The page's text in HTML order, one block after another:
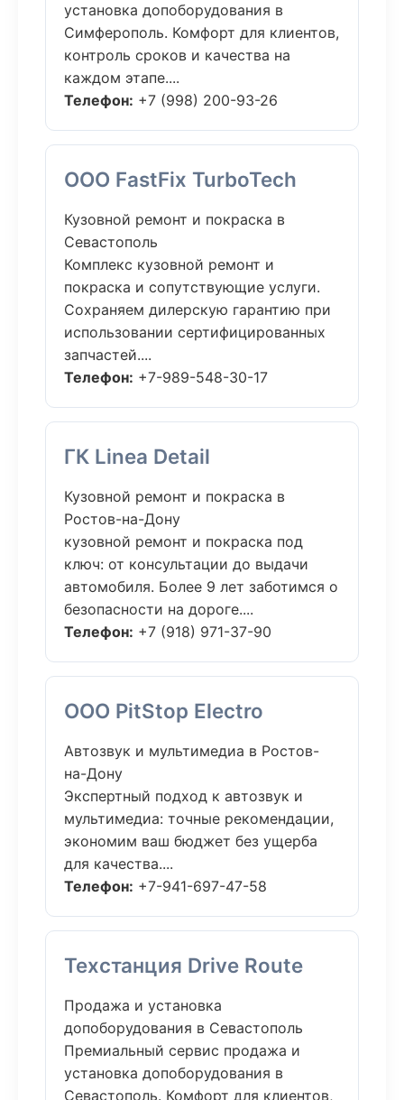
установка допоборудования в
Симферополь. Комфорт для клиентов,
контроль сроков и качества на
каждом этапе....
Телефон: +7 (998) 200-93-26
ООО FastFix TurboTech
Кузовной ремонт и покраска в
Севастополь
Комплекс кузовной ремонт и
покраска и сопутствующие услуги.
Сохраняем дилерскую гарантию при
использовании сертифицированных
запчастей....
Телефон: +7-989-548-30-17
ГК Linea Detail
Кузовной ремонт и покраска в
Ростов-на-Дону
кузовной ремонт и покраска под
ключ: от консультации до выдачи
автомобиля. Более 9 лет заботимся о
безопасности на дороге....
Телефон: +7 (918) 971-37-90
ООО PitStop Electro
Автозвук и мультимедиа в Ростов-
на-Дону
Экспертный подход к автозвук и
мультимедиа: точные рекомендации,
экономим ваш бюджет без ущерба
для качества....
Телефон: +7-941-697-47-58
Техстанция Drive Route
Продажа и установка
допоборудования в Севастополь
Премиальный сервис продажа и
установка допоборудования в
Севастополь. Комфорт для клиентов,